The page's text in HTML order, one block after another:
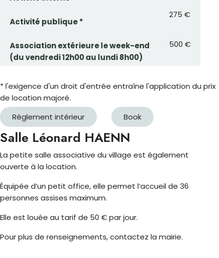
Activité publique *
275 €
Association extérieure le week-end
(du vendredi 12h00 au lundi 8h00)
500 €
* l'exigence d'un droit d'entrée entraîne l'application du prix
de location majoré.
Règlement intérieur
Book
Salle Léonard HAENN
La petite salle associative du village est également
ouverte à la location.
Équipée d’un petit office, elle permet l’accueil de 36
personnes assises maximum.
Elle est louée au tarif de 50 € par jour.
Pour plus de renseignements, contactez la mairie.